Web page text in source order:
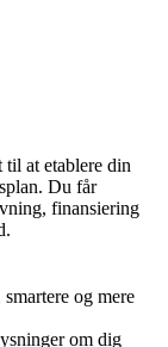
til at etablere din
Du får
finansiering
og mere
om dig